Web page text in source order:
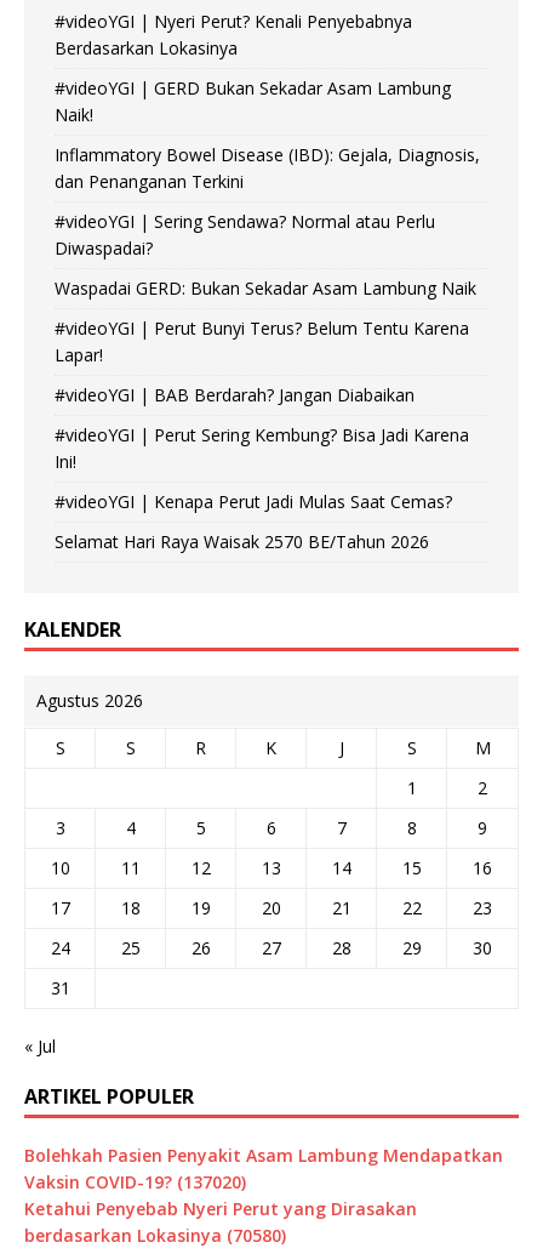
#videoYGI | Nyeri Perut? Kenali Penyebabnya
Berdasarkan Lokasinya
#videoYGI | GERD Bukan Sekadar Asam Lambung
Naik!
Inflammatory Bowel Disease (IBD): Gejala, Diagnosis,
dan Penanganan Terkini
#videoYGI | Sering Sendawa? Normal atau Perlu
Diwaspadai?
Waspadai GERD: Bukan Sekadar Asam Lambung Naik
#videoYGI | Perut Bunyi Terus? Belum Tentu Karena
Lapar!
#videoYGI | BAB Berdarah? Jangan Diabaikan
#videoYGI | Perut Sering Kembung? Bisa Jadi Karena
Ini!
#videoYGI | Kenapa Perut Jadi Mulas Saat Cemas?
Selamat Hari Raya Waisak 2570 BE/Tahun 2026
KALENDER
Agustus 2026
S S R K J S
M
1
2
3
4 5 6 7 8
9
10
11 12 13 14 15
16
17
18 19 20 21 22
23
24
25 26 27 28 29
30
31
« Jul
ARTIKEL POPULER
Bolehkah Pasien Penyakit Asam Lambung Mendapatkan
Vaksin COVID-19? (137020)
Ketahui Penyebab Nyeri Perut yang Dirasakan
berdasarkan Lokasinya (70580)